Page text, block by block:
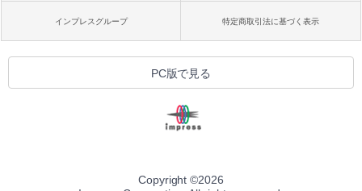
インプレスグループ 特定商取引法に基づく表示
PC版で見る
Copyright ©2026